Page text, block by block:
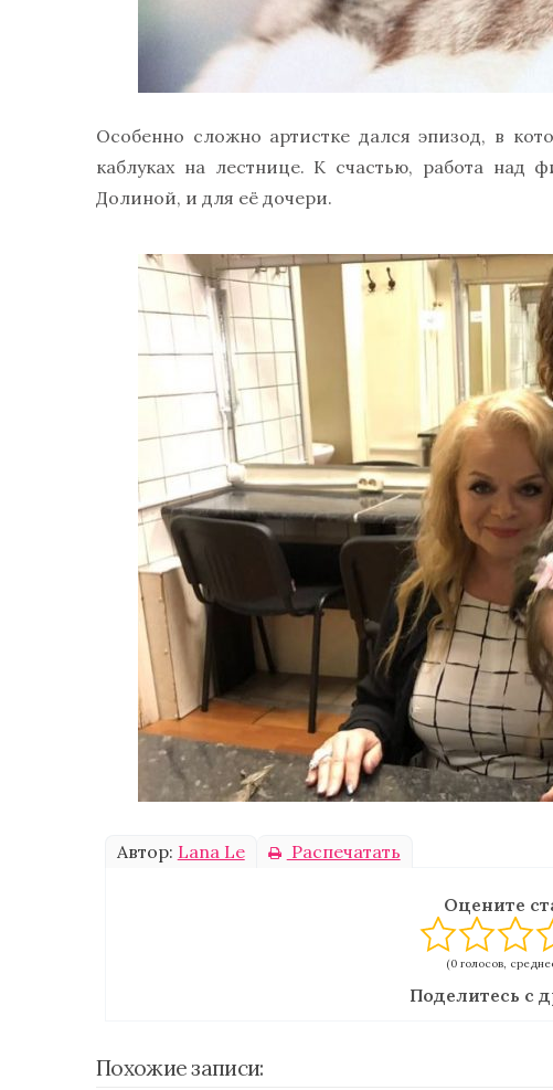
Особенно сложно артистке дался эпизод, в
каблуках на лестнице. К счастью, работа над
Долиной, и для её дочери.
Автор: Lana Le Распечатать
Оцените
(0 голосов,
Поделитесь с
Похожие записи: